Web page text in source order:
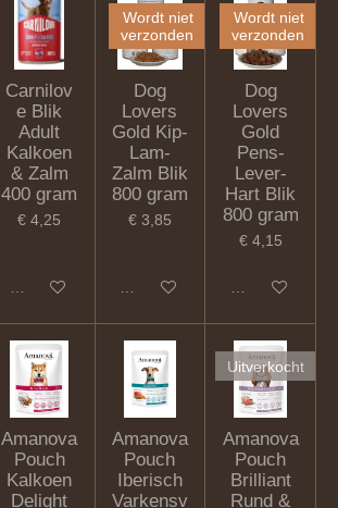
Carnilov
e Blik
Adult
Kalkoen
& Zalm
400 gram
€ 4,25
In winkelwagen
Wordt niet
verzonden
Dog
Lovers
Gold Kip-
Lam-
Zalm Blik
800 gram
€ 3,85
In winkelwagen
Wordt niet
verzonden
Dog
Lovers
Gold
Pens-
Lever-
Hart Blik
800 gram
€ 4,15
In winkelwagen
Amanova
Pouch
Kalkoen
Delight
Amanova
Pouch
Iberisch
Varkensv
Uitverkocht
Amanova
Pouch
Brilliant
Rund &